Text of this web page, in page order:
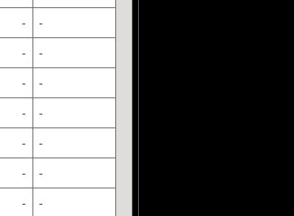
- -
- -
- -
- -
- -
- -
- -